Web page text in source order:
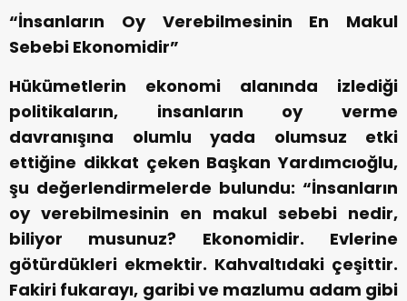
“İnsanların Oy Verebilmesinin En Makul
Sebebi Ekonomidir”
Hükümetlerin ekonomi alanında izlediği
politikaların, insanların oy verme
davranışına olumlu yada olumsuz etki
ettiğine dikkat çeken Başkan Yardımcıoğlu,
şu değerlendirmelerde bulundu: “İnsanların
oy verebilmesinin en makul sebebi nedir,
biliyor musunuz? Ekonomidir. Evlerine
götürdükleri ekmektir. Kahvaltıdaki çeşittir.
Fakiri fukarayı, garibi ve mazlumu adam gibi